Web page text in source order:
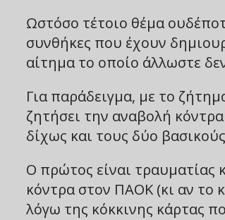
Ωστόσο τέτοιο θέμα
συνθήκες που έχουν
αίτημα το οποίο άλλωστε
Για παράδειγμα, με το
ζητήσει την αναβολή
δίχως και τους δύο
Ο πρώτος είναι τραυματίας
κόντρα στον ΠΑΟΚ (κι αν το
λόγω της κόκκινης κάρτας